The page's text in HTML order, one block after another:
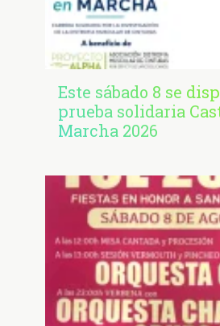
Este sábado 8 se
prueba solidaria
Marcha 2026